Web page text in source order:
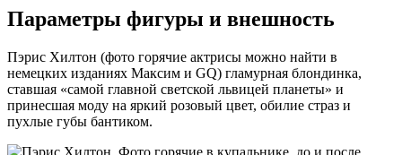
Параметры фигуры и внешность
Пэрис Хилтон (фото горячие актрисы можно найти в
немецких изданиях Максим и GQ) гламурная блондинка,
ставшая «самой главной светской львицей планеты» и
принесшая моду на яркий розовый цвет, обилие страз и
пухлые губы бантиком.